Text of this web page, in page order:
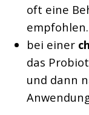
oft eine
empfohlen.
bei einer
das
und dann